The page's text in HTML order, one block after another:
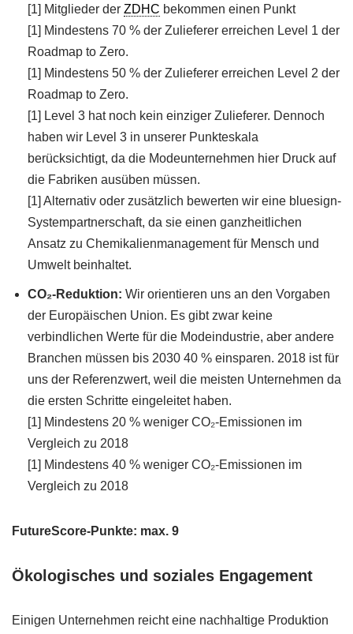
[1] Mitglieder der ZDHC bekommen einen Punkt
[1] Mindestens 70 % der Zulieferer erreichen Level 1 der
Roadmap to Zero.
[1] Mindestens 50 % der Zulieferer erreichen Level 2 der
Roadmap to Zero.
[1] Level 3 hat noch kein einziger Zulieferer. Dennoch
haben wir Level 3 in unserer Punkteskala
berücksichtigt, da die Modeunternehmen hier Druck auf
die Fabriken ausüben müssen.
[1] Alternativ oder zusätzlich bewerten wir eine bluesign-
Systempartnerschaft, da sie einen ganzheitlichen
Ansatz zu Chemikalienmanagement für Mensch und
Umwelt beinhaltet.
CO₂-Reduktion: Wir orientieren uns an den Vorgaben
der Europäischen Union. Es gibt zwar keine
verbindlichen Werte für die Modeindustrie, aber andere
Branchen müssen bis 2030 40 % einsparen. 2018 ist für
uns der Referenzwert, weil die meisten Unternehmen da
die ersten Schritte eingeleitet haben.
[1] Mindestens 20 % weniger CO₂-Emissionen im
Vergleich zu 2018
[1] Mindestens 40 % weniger CO₂-Emissionen im
Vergleich zu 2018
FutureScore-Punkte: max. 9
Ökologisches und soziales Engagement
Einigen Unternehmen reicht eine nachhaltige Produktion